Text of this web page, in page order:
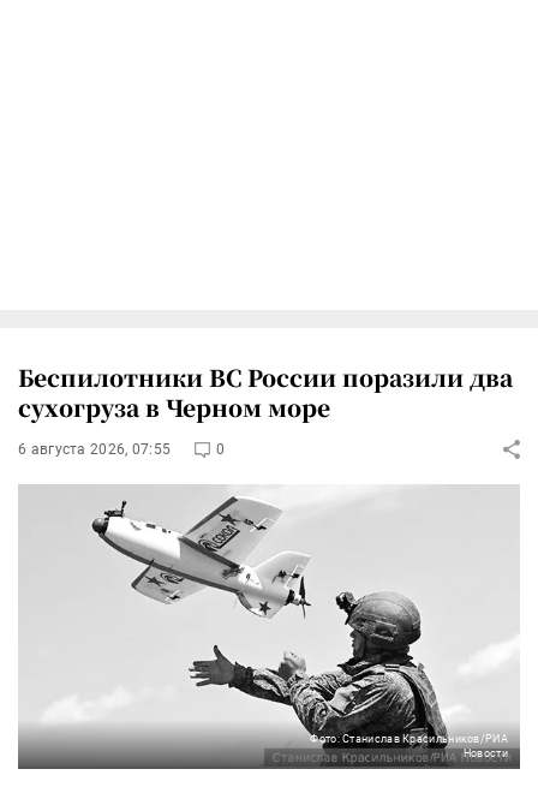
Беспилотники ВС России поразили два
сухогруза в Черном море
6 августа 2026, 07:55 0
Фото: Станислав Красильников/РИА
Новости